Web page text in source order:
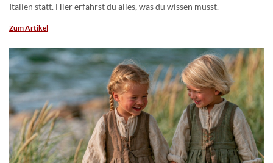
Italien statt. Hier erfährst du alles, was du wissen musst.
Zum Artikel